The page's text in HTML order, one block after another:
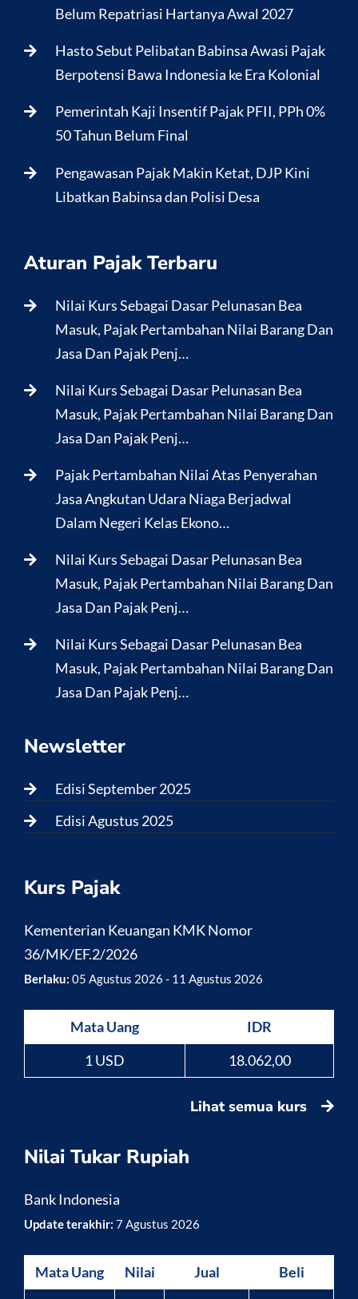
Belum Repatriasi Hartanya Awal 2027
Hasto Sebut Pelibatan Babinsa Awasi Pajak
Berpotensi Bawa Indonesia ke Era Kolonial
Pemerintah Kaji Insentif Pajak PFII, PPh 0%
50 Tahun Belum Final
Pengawasan Pajak Makin Ketat, DJP Kini
Libatkan Babinsa dan Polisi Desa
Aturan Pajak Terbaru
Nilai Kurs Sebagai Dasar Pelunasan Bea
Masuk, Pajak Pertambahan Nilai Barang Dan
Jasa Dan Pajak Penj…
Nilai Kurs Sebagai Dasar Pelunasan Bea
Masuk, Pajak Pertambahan Nilai Barang Dan
Jasa Dan Pajak Penj…
Pajak Pertambahan Nilai Atas Penyerahan
Jasa Angkutan Udara Niaga Berjadwal
Dalam Negeri Kelas Ekono…
Nilai Kurs Sebagai Dasar Pelunasan Bea
Masuk, Pajak Pertambahan Nilai Barang Dan
Jasa Dan Pajak Penj…
Nilai Kurs Sebagai Dasar Pelunasan Bea
Masuk, Pajak Pertambahan Nilai Barang Dan
Jasa Dan Pajak Penj…
Newsletter
Edisi September 2025
Edisi Agustus 2025
Kurs Pajak
Kementerian Keuangan KMK Nomor
36/MK/EF.2/2026
Berlaku: 05 Agustus 2026 - 11 Agustus 2026
Mata Uang
IDR
1 USD
18.062,00
Lihat semua kurs
Nilai Tukar Rupiah
Bank Indonesia
Update terakhir: 7 Agustus 2026
Mata Uang Nilai Jual
Beli